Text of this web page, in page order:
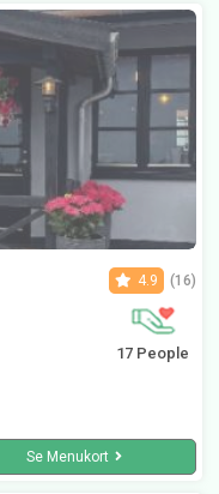
4.9 (16)
17 People
Se Menukort